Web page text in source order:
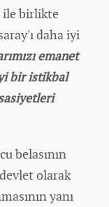
ile birlikte
daha iyi
emanet
bir istikbal
belasının
olarak
yanı